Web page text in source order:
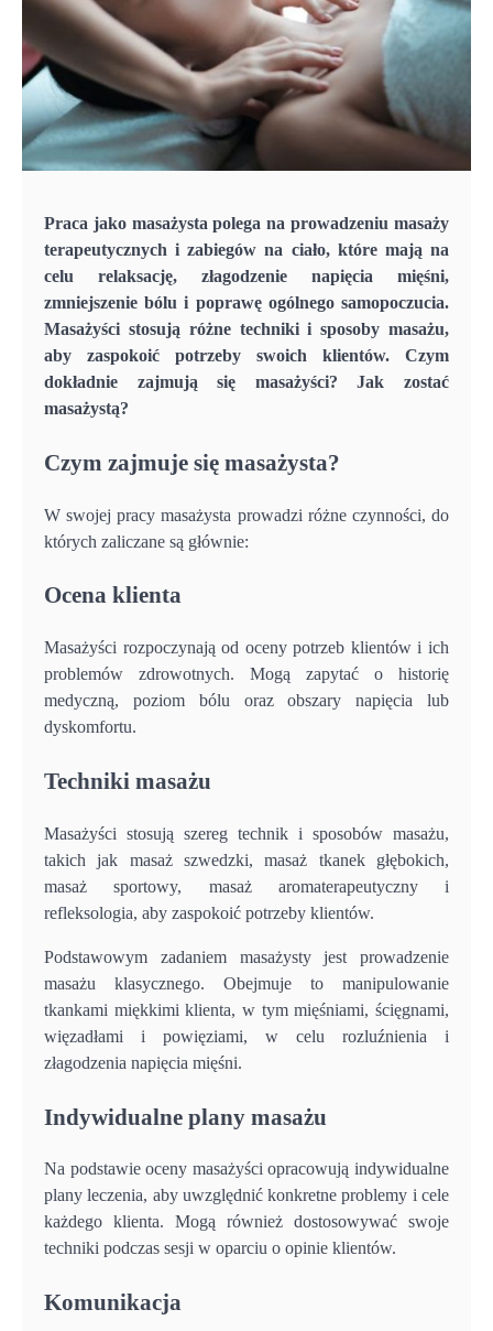
Praca jako masażysta polega na prowadzeniu masaży
terapeutycznych i zabiegów na ciało, które mają na
celu relaksację, złagodzenie napięcia mięśni,
zmniejszenie bólu i poprawę ogólnego samopoczucia.
Masażyści stosują różne techniki i sposoby masażu,
aby zaspokoić potrzeby swoich klientów. Czym
dokładnie zajmują się masażyści? Jak zostać
masażystą?
Czym zajmuje się masażysta?
W swojej pracy masażysta prowadzi różne czynności, do
których zaliczane są głównie:
Ocena klienta
Masażyści rozpoczynają od oceny potrzeb klientów i ich
problemów zdrowotnych. Mogą zapytać o historię
medyczną, poziom bólu oraz obszary napięcia lub
dyskomfortu.
Techniki masażu
Masażyści stosują szereg technik i sposobów masażu,
takich jak masaż szwedzki, masaż tkanek głębokich,
masaż sportowy, masaż aromaterapeutyczny i
refleksologia, aby zaspokoić potrzeby klientów.
Podstawowym zadaniem masażysty jest prowadzenie
masażu klasycznego. Obejmuje to manipulowanie
tkankami miękkimi klienta, w tym mięśniami, ścięgnami,
więzadłami i powięziami, w celu rozluźnienia i
złagodzenia napięcia mięśni.
Indywidualne plany masażu
Na podstawie oceny masażyści opracowują indywidualne
plany leczenia, aby uwzględnić konkretne problemy i cele
każdego klienta. Mogą również dostosowywać swoje
techniki podczas sesji w oparciu o opinie klientów.
Komunikacja